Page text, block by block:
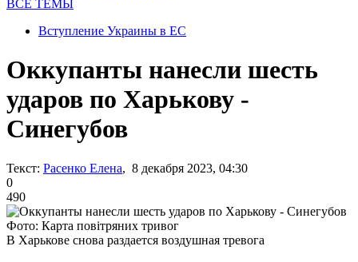
ВСЕ ТЕМЫ
Вступление Украины в ЕС
Оккупанты нанесли шесть
ударов по Харькову -
Синегубов
Текст: Расенко Елена, 8 декабря 2023, 04:30
0
490
Фото: Карта повітряних тривог
В Харькове снова раздается воздушная тревога